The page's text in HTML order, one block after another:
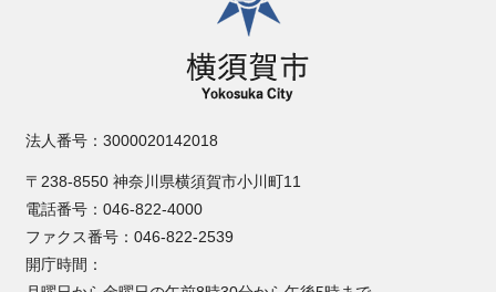
法人番号：3000020142018
〒238-8550 神奈川県横須賀市小川町11
電話番号：046-822-4000
ファクス番号：046-822-2539
開庁時間：